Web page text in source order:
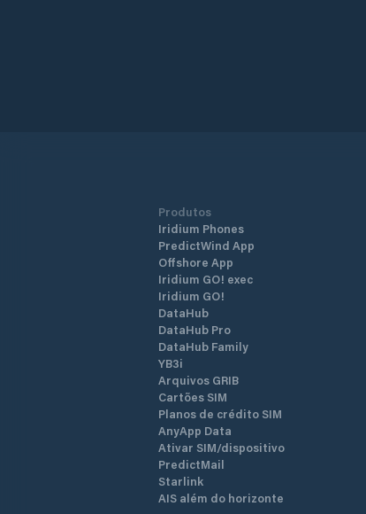
Produtos
Iridium Phones
PredictWind App
Offshore App
Iridium GO! exec
Iridium GO!
DataHub
DataHub Pro
DataHub Family
YB3i
Arquivos GRIB
Cartões SIM
Planos de crédito SIM
AnyApp Data
Ativar SIM/dispositivo
PredictMail
Starlink
AIS além do horizonte